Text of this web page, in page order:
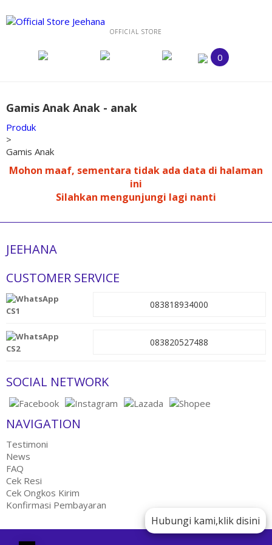
Hubungi kami,klik disini
OFFICIAL STORE
0
Gamis Anak Anak - anak
Produk
>
Gamis Anak
Mohon maaf, sementara tidak ada data di halaman
ini
Silahkan mengunjungi lagi nanti
JEEHANA
CUSTOMER SERVICE
CS1
083818934000
CS2
083820527488
SOCIAL NETWORK
NAVIGATION
Testimoni
News
FAQ
Cek Resi
Cek Ongkos Kirim
Konfirmasi Pembayaran